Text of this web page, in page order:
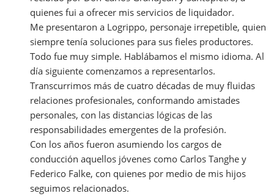
quienes fui a ofrecer mis servicios de liquidador.
Me presentaron a Logrippo, personaje irrepetible, quien
siempre tenía soluciones para sus fieles productores.
Todo fue muy simple. Hablábamos el mismo idioma. Al
día siguiente comenzamos a representarlos.
Transcurrimos más de cuatro décadas de muy fluidas
relaciones profesionales, conformando amistades
personales, con las distancias lógicas de las
responsabilidades emergentes de la profesión.
Con los años fueron asumiendo los cargos de
conducción aquellos jóvenes como Carlos Tanghe y
Federico Falke, con quienes por medio de mis hijos
seguimos relacionados.